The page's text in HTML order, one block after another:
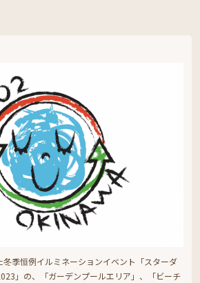
季恒例イルミネーションイベント「スターダ
」の、「ガーデンプールエリア」、「ビーチ